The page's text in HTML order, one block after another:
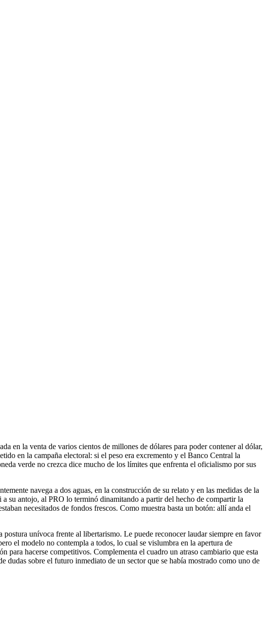
en la venta de varios cientos de millones de dólares para poder contener al dólar,
en la campaña electoral: si el peso era excremento y el Banco Central la
verde no crezca dice mucho de los límites que enfrenta el oficialismo por sus
navega a dos aguas, en la construcción de su relato y en las medidas de la
su antojo, al PRO lo terminó dinamitando a partir del hecho de compartir la
necesitados de fondos frescos. Como muestra basta un botón: allí anda el
unívoca frente al libertarismo. Le puede reconocer laudar siempre en favor
el modelo no contempla a todos, lo cual se vislumbra en la apertura de
para hacerse competitivos. Complementa el cuadro un atraso cambiario que esta
dudas sobre el futuro inmediato de un sector que se había mostrado como uno de